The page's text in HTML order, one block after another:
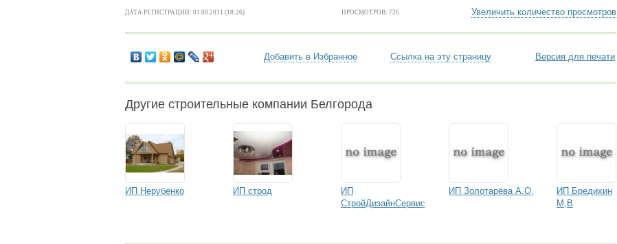
ДАТА РЕГИСТРАЦИИ: 01.08.2011 (18:26) ПРОСМОТРОВ: 726 Увеличить количество просмотров
Добавить в Избранное Ссылка на эту страницу Версия для печати
Другие строительные компании Белгорода
ИП Нерубенко ИП строд
ИП
СтройДизайнСервис
ИП Золотарёва А.О.
ИП Бредихин
М,В